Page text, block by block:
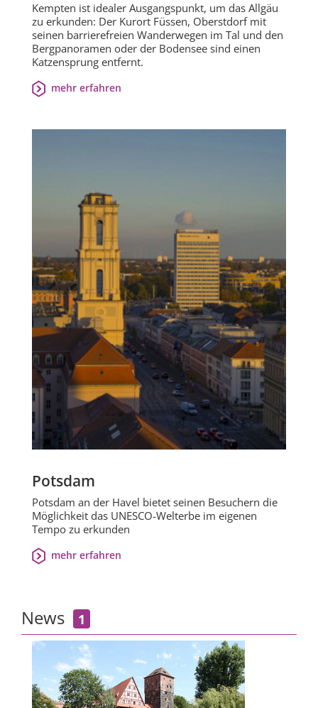
Kempten ist idealer Ausgangspunkt, um das Allgäu
zu erkunden: Der Kurort Füssen, Oberstdorf mit
seinen barrierefreien Wanderwegen im Tal und den
Bergpanoramen oder der Bodensee sind einen
Katzensprung entfernt.
mehr erfahren
Potsdam
Potsdam an der Havel bietet seinen Besuchern die
Möglichkeit das UNESCO-Welterbe im eigenen
Tempo zu erkunden
mehr erfahren
News 1